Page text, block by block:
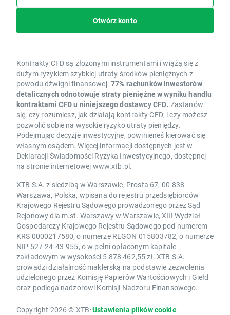
Otwórz konto
Kontrakty CFD są złożonymi instrumentami i wiążą się z
dużym ryzykiem szybkiej utraty środków pieniężnych z
powodu dźwigni finansowej. 77% rachunków inwestorów
detalicznych odnotowuje straty pieniężne w wyniku handlu
kontraktami CFD u niniejszego dostawcy CFD. Zastanów
się, czy rozumiesz, jak działają kontrakty CFD, i czy możesz
pozwolić sobie na wysokie ryzyko utraty pieniędzy.
Podejmując decyzje inwestycyjne, powinieneś kierować się
własnym osądem. Więcej informacji dostępnych jest w
Deklaracji Świadomości Ryzyka Inwestycyjnego, dostępnej
na stronie internetowej www.xtb.pl.
XTB S.A. z siedzibą w Warszawie, Prosta 67, 00-838
Warszawa, Polska, wpisana do rejestru przedsiębiorców
Krajowego Rejestru Sądowego prowadzonego przez Sąd
Rejonowy dla m.st. Warszawy w Warszawie, XIII Wydział
Gospodarczy Krajowego Rejestru Sądowego pod numerem
KRS 0000217580, o numerze REGON 015803782, o numerze
NIP 527-24-43-955, o w pełni opłaconym kapitale
zakładowym w wysokości 5 878 462,55 zł. XTB S.A.
prowadzi działalność maklerską na podstawie zezwolenia
udzielonego przez Komisję Papierów Wartościowych i Giełd
oraz podlega nadzorowi Komisji Nadzoru Finansowego.
Copyright 2026 © XTB•Ustawienia plików cookie